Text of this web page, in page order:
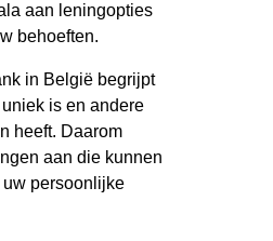
aan leningopties
behoeften.
in België begrijpt
is en andere
heeft. Daarom
aan die kunnen
persoonlijke